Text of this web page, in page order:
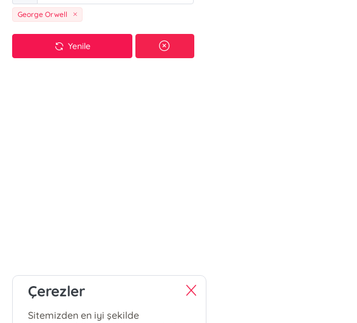
George Orwell
Yenile
Çerezler
Sitemizden en iyi şekilde